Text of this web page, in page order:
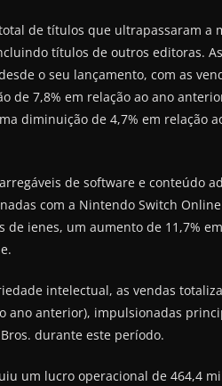
de títulos que ultrapassaram a
títulos de outros editoras.
o seu lançamento, com as
de 7,8% em relação ao ano
diminuição de 4,7% em relação
de software e conteúdo
com a Nintendo Switch
ienes, um aumento de 11,7%
intelectual, as vendas
ano anterior), impulsionadas
durante este período.
um lucro operacional de 464,4